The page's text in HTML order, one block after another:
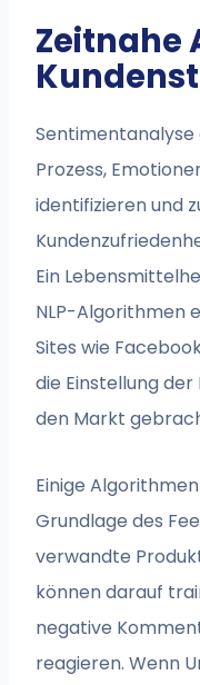
Zeitnahe
Sentimentanalyse
Prozess,
identifizieren und
Ein
NLP-Algorithmen
Sites wie
die Einstellung
den Markt
Einige
Grundlage des
verwandte
können darauf
negative
reagieren. Wenn